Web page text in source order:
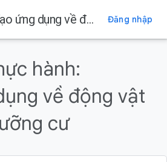
Thực hành: Tạo ứng dụng về động vật lưỡng cư Đăng nhập
hành:
về động vật
cư